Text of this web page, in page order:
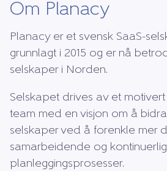
Om Planacy
Planacy er et svensk SaaS-
grunnlagt i 2015 og er nå
selskaper i Norden.
Selskapet drives av et
team med en visjon om å bidra
selskaper ved å forenkle mer
samarbeidende og
planleggingsprosesser.